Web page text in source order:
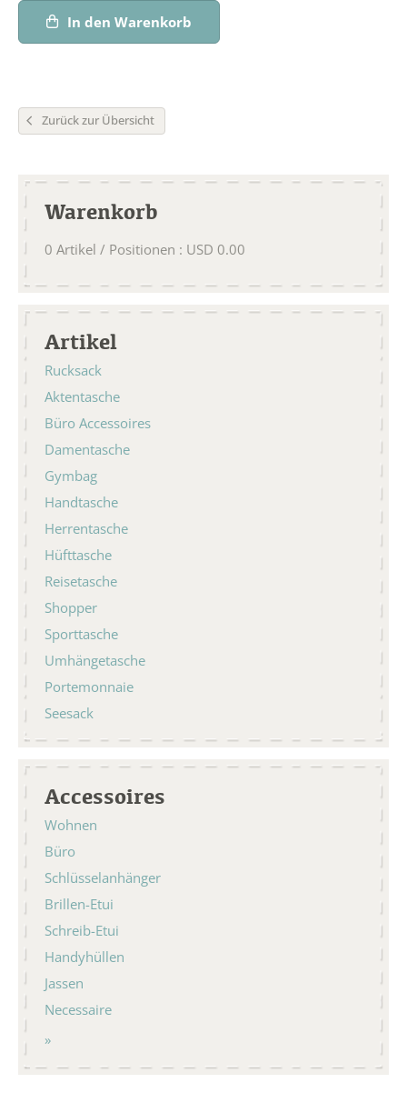
In den Warenkorb
Zurück zur Übersicht
Warenkorb
0 Artikel / Positionen : USD 0.00
Artikel
Rucksack
Aktentasche
Büro Accessoires
Damentasche
Gymbag
Handtasche
Herrentasche
Hüfttasche
Reisetasche
Shopper
Sporttasche
Umhängetasche
Portemonnaie
Seesack
Accessoires
Wohnen
Büro
Schlüsselanhänger
Brillen-Etui
Schreib-Etui
Handyhüllen
Jassen
Necessaire